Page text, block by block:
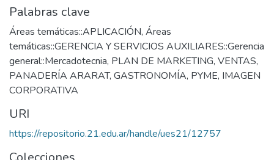
Palabras clave
Áreas temáticas::APLICACIÓN, Áreas
temáticas::GERENCIA Y SERVICIOS AUXILIARES::Gerencia
general::Mercadotecnia, PLAN DE MARKETING, VENTAS,
PANADERÍA ARARAT, GASTRONOMÍA, PYME, IMAGEN
CORPORATIVA
URI
https://repositorio.21.edu.ar/handle/ues21/12757